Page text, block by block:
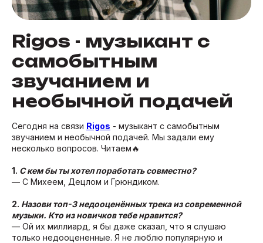
Rigos - музыкант с
самобытным
звучанием и
необычной подачей
Сегодня на связи Rigos - музыкант с самобытным
звучанием и необычной подачей. Мы задали ему
несколько вопросов. Читаем🔥
1. С кем бы ты хотел поработать совместно?
— С Михеем, Децлом и Грюндиком.
2. Назови топ-3 недооценённых трека из современной
музыки. Кто из новичков тебе нравится?
— Ой их миллиард, я бы даже сказал, что я слушаю
только недооцененные. Я не люблю популярную и